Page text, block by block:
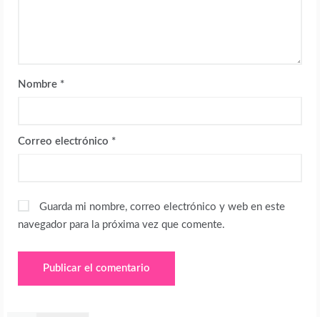
Nombre *
Correo electrónico *
Guarda mi nombre, correo electrónico y web en este
navegador para la próxima vez que comente.